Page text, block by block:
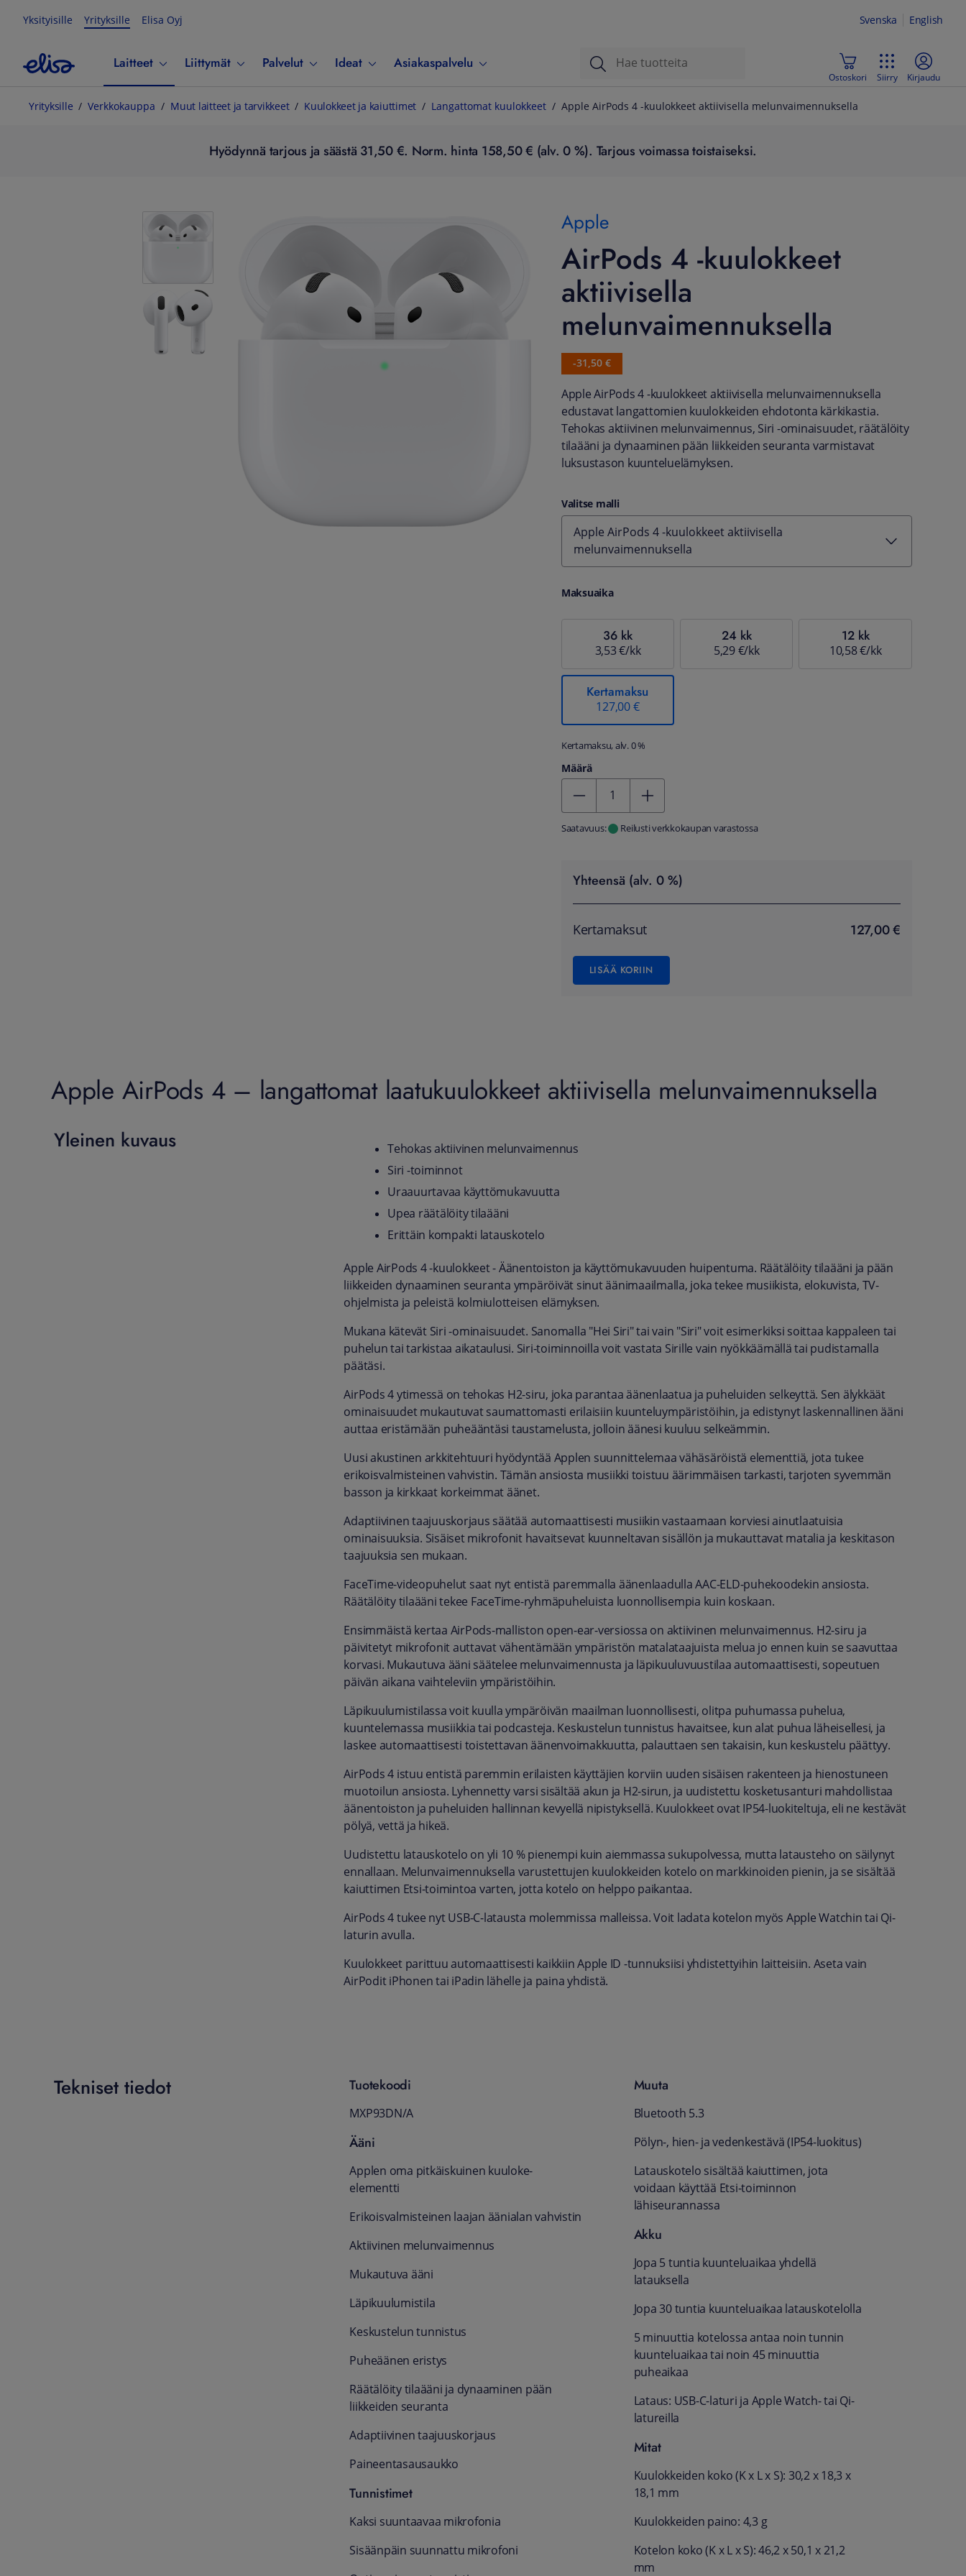
Yksityisille Yrityksille Elisa Oyj Svenska English
Laitteet Liittymät Palvelut Ideat Asiakaspalvelu
Ostoskori Siirry Kirjaudu
Yrityksille Verkkokauppa Muut laitteet ja tarvikkeet Kuulokkeet ja kaiuttimet Langattomat kuulokkeet Apple AirPods 4 -kuulokkeet aktiivisella melunvaimennuksella
Hyödynnä tarjous ja säästä 31,50 €. Norm. hinta 158,50 € (alv. 0 %). Tarjous voimassa toistaiseksi.
Apple
AirPods 4 -kuulokkeet
aktiivisella
melunvaimennuksella
-31,50 €
Apple AirPods 4 -kuulokkeet aktiivisella melunvaimennuksella
edustavat langattomien kuulokkeiden ehdotonta kärkikastia.
Tehokas aktiivinen melunvaimennus, Siri -ominaisuudet, räätälöity
tilaääni ja dynaaminen pään liikkeiden seuranta varmistavat
luksustason kuunteluelämyksen.
Valitse malli
Apple AirPods 4 -kuulokkeet aktiivisella
melunvaimennuksella
Maksuaika
36 kk
3,53 €/kk
24 kk
5,29 €/kk
12 kk
10,58 €/kk
Kertamaksu
127,00 €
Kertamaksu, alv. 0 %
Määrä
Saatavuus: Reilusti verkkokaupan varastossa
Yhteensä (alv. 0 %)
Kertamaksut 127,00 €
LISÄÄ KORIIN
Apple AirPods 4 – langattomat laatukuulokkeet aktiivisella melunvaimennuksella
Yleinen kuvaus
Tehokas aktiivinen melunvaimennus
Siri -toiminnot
Uraauurtavaa käyttömukavuutta
Upea räätälöity tilaääni
Erittäin kompakti latauskotelo
Apple AirPods 4 -kuulokkeet - Äänentoiston ja käyttömukavuuden huipentuma. Räätälöity tilaääni ja pään
liikkeiden dynaaminen seuranta ympäröivät sinut äänimaailmalla, joka tekee musiikista, elokuvista, TV-
ohjelmista ja peleistä kolmiulotteisen elämyksen.
Mukana kätevät Siri -ominaisuudet. Sanomalla "Hei Siri" tai vain "Siri" voit esimerkiksi soittaa kappaleen tai
puhelun tai tarkistaa aikataulusi. Siri-toiminnoilla voit vastata Sirille vain nyökkäämällä tai pudistamalla
päätäsi.
AirPods 4 ytimessä on tehokas H2-siru, joka parantaa äänenlaatua ja puheluiden selkeyttä. Sen älykkäät
ominaisuudet mukautuvat saumattomasti erilaisiin kuunteluympäristöihin, ja edistynyt laskennallinen ääni
auttaa eristämään puheääntäsi taustamelusta, jolloin äänesi kuuluu selkeämmin.
Uusi akustinen arkkitehtuuri hyödyntää Applen suunnittelemaa vähäsäröistä elementtiä, jota tukee
erikoisvalmisteinen vahvistin. Tämän ansiosta musiikki toistuu äärimmäisen tarkasti, tarjoten syvemmän
basson ja kirkkaat korkeimmat äänet.
Adaptiivinen taajuuskorjaus säätää automaattisesti musiikin vastaamaan korviesi ainutlaatuisia
ominaisuuksia. Sisäiset mikrofonit havaitsevat kuunneltavan sisällön ja mukauttavat matalia ja keskitason
taajuuksia sen mukaan.
FaceTime-videopuhelut saat nyt entistä paremmalla äänenlaadulla AAC-ELD-puhekoodekin ansiosta.
Räätälöity tilaääni tekee FaceTime-ryhmäpuheluista luonnollisempia kuin koskaan.
Ensimmäistä kertaa AirPods-malliston open-ear-versiossa on aktiivinen melunvaimennus. H2-siru ja
päivitetyt mikrofonit auttavat vähentämään ympäristön matalataajuista melua jo ennen kuin se saavuttaa
korvasi. Mukautuva ääni säätelee melunvaimennusta ja läpikuuluvuustilaa automaattisesti, sopeutuen
päivän aikana vaihteleviin ympäristöihin.
Läpikuulumistilassa voit kuulla ympäröivän maailman luonnollisesti, olitpa puhumassa puhelua,
kuuntelemassa musiikkia tai podcasteja. Keskustelun tunnistus havaitsee, kun alat puhua läheisellesi, ja
laskee automaattisesti toistettavan äänenvoimakkuutta, palauttaen sen takaisin, kun keskustelu päättyy.
AirPods 4 istuu entistä paremmin erilaisten käyttäjien korviin uuden sisäisen rakenteen ja hienostuneen
muotoilun ansiosta. Lyhennetty varsi sisältää akun ja H2-sirun, ja uudistettu kosketusanturi mahdollistaa
äänentoiston ja puheluiden hallinnan kevyellä nipistyksellä. Kuulokkeet ovat IP54-luokiteltuja, eli ne kestävät
pölyä, vettä ja hikeä.
Uudistettu latauskotelo on yli 10 % pienempi kuin aiemmassa sukupolvessa, mutta latausteho on säilynyt
ennallaan. Melunvaimennuksella varustettujen kuulokkeiden kotelo on markkinoiden pienin, ja se sisältää
kaiuttimen Etsi-toimintoa varten, jotta kotelo on helppo paikantaa.
AirPods 4 tukee nyt USB-C-latausta molemmissa malleissa. Voit ladata kotelon myös Apple Watchin tai Qi-
laturin avulla.
Kuulokkeet parittuu automaattisesti kaikkiin Apple ID -tunnuksiisi yhdistettyihin laitteisiin. Aseta vain
AirPodit iPhonen tai iPadin lähelle ja paina yhdistä.
Tekniset tiedot Tuotekoodi
MXP93DN/A
Ääni
Applen oma pitkä­iskuinen kuuloke-
elementti
Erikoisvalmisteinen laajan äänialan vahvistin
Aktiivinen melun­vaimennus
Mukautuva ääni
Läpikuulumis­tila
Keskustelun tunnistus
Puheäänen eristys
Räätälöity tilaääni ja dynaaminen pään
liikkeiden seuranta
Adaptiivinen taajuus­korjaus
Paineentasaus­aukko
Tunnistimet
Kaksi suuntaavaa mikrofonia
Sisäänpäin suunnattu mikrofoni
Muuta
Bluetooth 5.3
Pölyn-, hien- ja vedenkestävä (IP54-luokitus)
Latauskotelo sisältää kaiuttimen, jota
voidaan käyttää Etsi-toiminnon
lähiseurannassa
Akku
Jopa 5 tuntia kuunteluaikaa yhdellä
latauksella
Jopa 30 tuntia kuuntelu­aikaa latauskotelolla
5 minuuttia kotelossa antaa noin tunnin
kuunteluaikaa tai noin 45 minuuttia
puheaikaa
Lataus: USB-C-laturi ja Apple Watch‑ tai Qi-
latureilla
Mitat
Kuulokkeiden koko (K x L x S): 30,2 x 18,3 x
18,1 mm
Kuulokkeiden paino: 4,3 g
Kotelon koko (K x L x S): 46,2 x 50,1 x 21,2
mm